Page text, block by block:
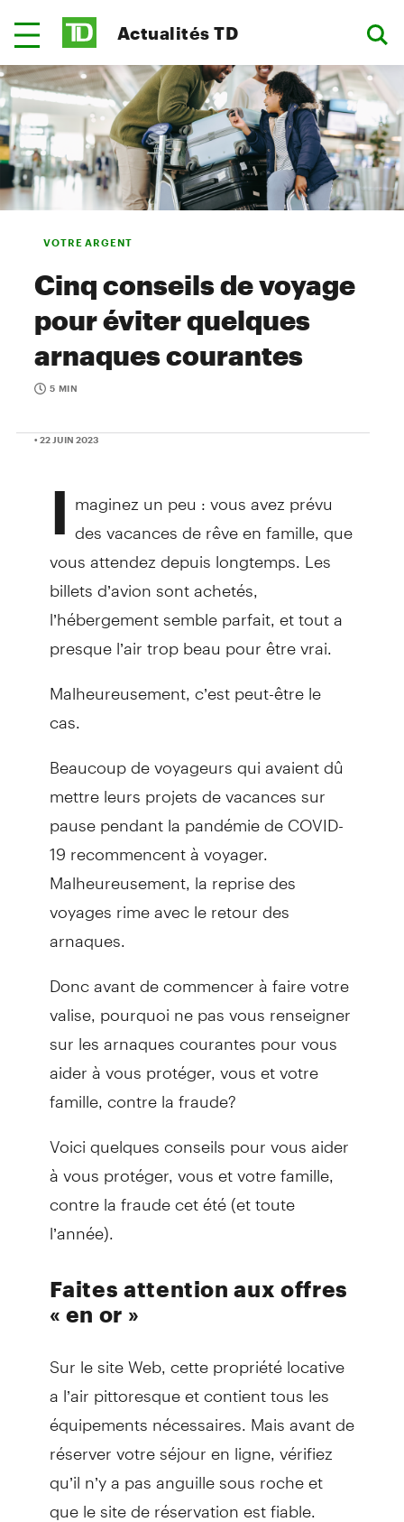
Actualités TD
VOTRE ARGENT
Cinq conseils de voyage
pour éviter quelques
arnaques courantes
5 MIN
• 22 JUIN 2023
I maginez un peu : vous avez prévu
des vacances de rêve en famille, que
vous attendez depuis longtemps. Les
billets d’avion sont achetés,
l’hébergement semble parfait, et tout a
presque l’air trop beau pour être vrai.
Malheureusement, c’est peut-être le
cas.
Beaucoup de voyageurs qui avaient dû
mettre leurs projets de vacances sur
pause pendant la pandémie de COVID-
19 recommencent à voyager.
Malheureusement, la reprise des
voyages rime avec le retour des
arnaques.
Donc avant de commencer à faire votre
valise, pourquoi ne pas vous renseigner
sur les arnaques courantes pour vous
aider à vous protéger, vous et votre
famille, contre la fraude?
Voici quelques conseils pour vous aider
à vous protéger, vous et votre famille,
contre la fraude cet été (et toute
l’année).
Faites attention aux offres
« en or »
Sur le site Web, cette propriété locative
a l’air pittoresque et contient tous les
équipements nécessaires. Mais avant de
réserver votre séjour en ligne, vérifiez
qu’il n’y a pas anguille sous roche et
que le site de réservation est fiable.